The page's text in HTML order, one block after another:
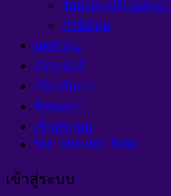
ร้อยไหมปรับรูปหน้า
กำจัดขน
บทความ
สาระน่ารู้
เกี่ยวกับเรา
ติดต่อเรา
เข้าสู่ระบบ
Tel : 088-881-5990
เข้าสู่ระบบ